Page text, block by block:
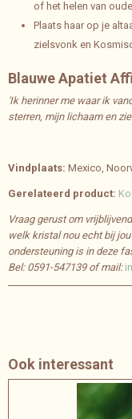
of het helen van
Plaats haar op je
zielsvonk en
Blauwe Apatiet
'Ik herinner me waar ik
sterren, mijn lichaam en
Vindplaats: Mexico,
Gerelateerd product:
Vraag gerust om
welk kristal nou echt bij
ondersteuning is in deze
Bel: 0591-547139 of mail:
Ook interessant